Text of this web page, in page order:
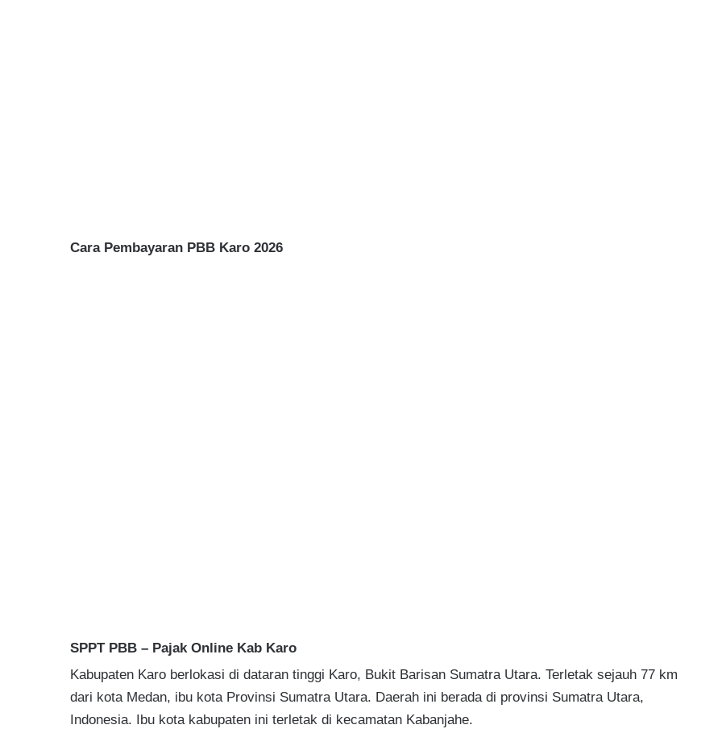
Cara Pembayaran PBB Karo 2026
SPPT PBB – Pajak Online Kab Karo
Kabupaten Karo berlokasi di dataran tinggi Karo, Bukit Barisan Sumatra Utara. Terletak sejauh 77 km
dari kota Medan, ibu kota Provinsi Sumatra Utara. Daerah ini berada di provinsi Sumatra Utara,
Indonesia. Ibu kota kabupaten ini terletak di kecamatan Kabanjahe.